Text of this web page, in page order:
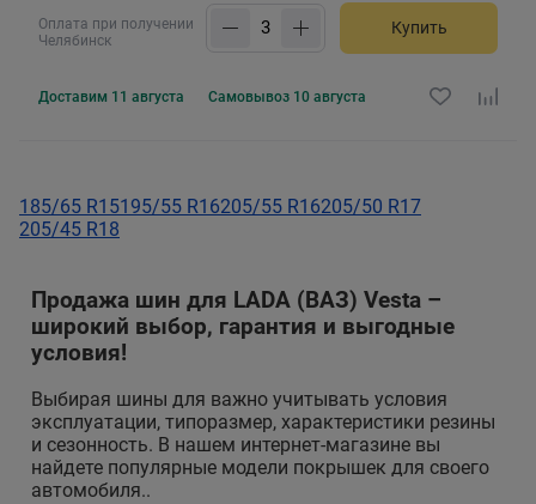
Оплата при получении
Челябинск
Купить
Доставим 11 августа Самовывоз 10 августа
185/65 R15195/55 R16205/55 R16205/50 R17
205/45 R18
Продажа шин для LADA (ВАЗ) Vesta –
широкий выбор, гарантия и выгодные
условия!
Выбирая шины для важно учитывать условия
эксплуатации, типоразмер, характеристики резины
и сезонность. В нашем интернет-магазине вы
найдете популярные модели покрышек для своего
автомобиля..